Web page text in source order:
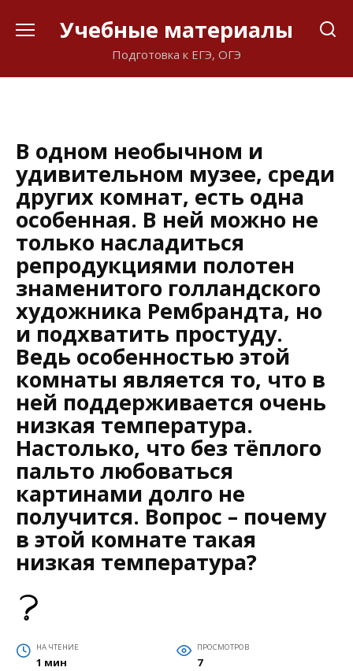
Учебные материалы
Подготовка к ЕГЭ, ОГЭ
В одном необычном и
удивительном музее, среди
других комнат, есть одна
особенная. В ней можно не
только насладиться
репродукциями полотен
знаменитого голландского
художника Рембрандта, но
и подхватить простуду.
Ведь особенностью этой
комнаты является то, что в
ней поддерживается очень
низкая температура.
Настолько, что без тёплого
пальто любоваться
картинами долго не
получится. Вопрос – почему
в этой комнате такая
низкая температура?
НА ЧТЕНИЕ
1 мин
ПРОСМОТРОВ
7